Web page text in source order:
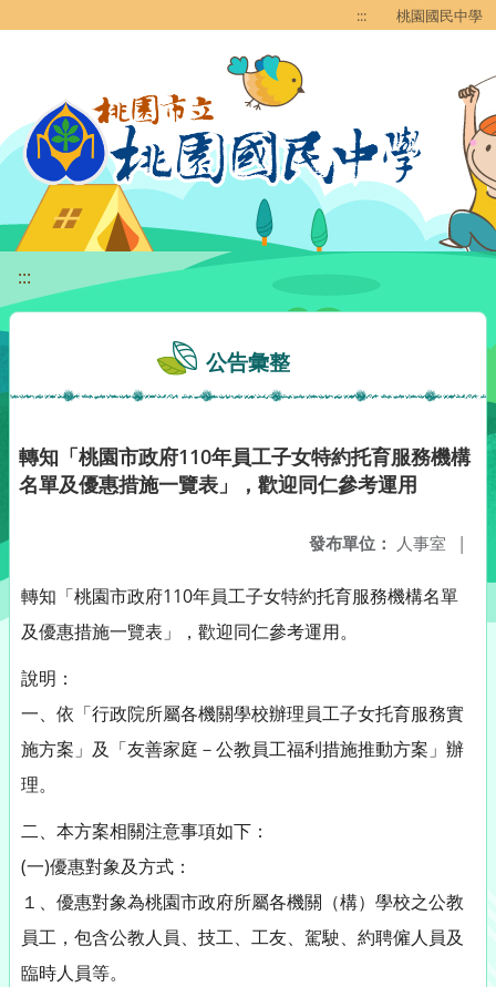
::: 桃園國民中學
:::
公告彙整
轉知「桃園市政府110年員工子女特約托育服務機構
名單及優惠措施一覽表」，歡迎同仁參考運用
發布單位： 人事室 |
轉知「桃園市政府110年員工子女特約托育服務機構名單
及優惠措施一覽表」，歡迎同仁參考運用。
說明：
一、依「行政院所屬各機關學校辦理員工子女托育服務實
施方案」及「友善家庭－公教員工福利措施推動方案」辦
理。
二、本方案相關注意事項如下：
(一)優惠對象及方式：
１、優惠對象為桃園市政府所屬各機關（構）學校之公教
員工，包含公教人員、技工、工友、駕駛、約聘僱人員及
臨時人員等。